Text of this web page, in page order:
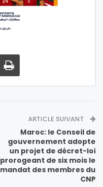
ARTICLE SUIVANT
Maroc: le Conseil de
gouvernement adopte
un projet de décret-loi
prorogeant de six mois le
mandat des membres du
CNP